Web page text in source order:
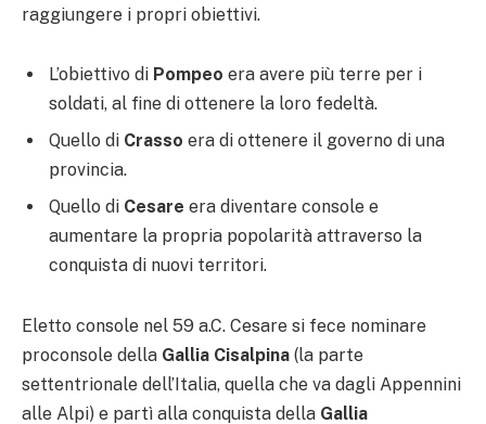
raggiungere i propri obiettivi.
L’obiettivo di Pompeo era avere più terre per i
soldati, al fine di ottenere la loro fedeltà.
Quello di Crasso era di ottenere il governo di una
provincia.
Quello di Cesare era diventare console e
aumentare la propria popolarità attraverso la
conquista di nuovi territori.
Eletto console nel 59 a.C. Cesare si fece nominare
proconsole della Gallia Cisalpina (la parte
settentrionale dell’Italia, quella che va dagli Appennini
alle Alpi) e partì alla conquista della Gallia